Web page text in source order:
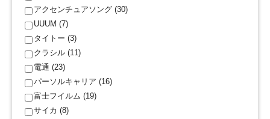
アクセンチュアソング (30)
UUUM (7)
タイトー (3)
クラシル (11)
電通 (23)
パーソルキャリア (16)
富士フイルム (19)
サイカ (8)